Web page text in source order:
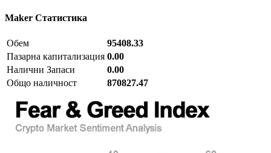
Maker Статистика
Обем
95408.33
Пазарна капитализация 0.00
Налични Запаси
0.00
Общо наличност
870827.47